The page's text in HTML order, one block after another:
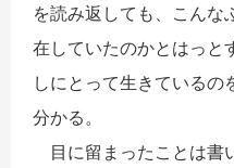
を読み返しても、こんな
在していたのかとはっと
しにとって生きているの
分かる。
目に留まったことは書